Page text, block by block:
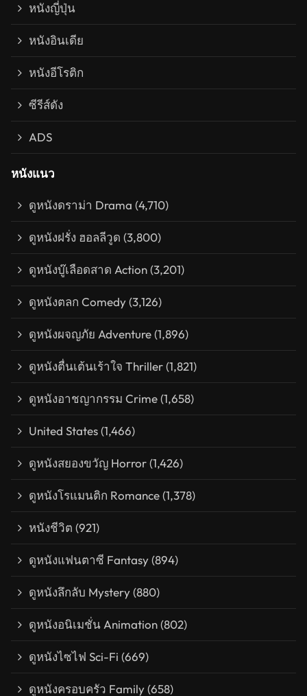
หนังญี่ปุ่น
หนังอินเดีย
หนังอีโรติก
ซีรีส์ดัง
ADS
หนังแนว
ดูหนังดราม่า Drama (4,710)
ดูหนังฝรั่ง ฮอลลีวูด (3,800)
ดูหนังบู๊เลือดสาด Action(3,201)
ดูหนังตลก Comedy(3,126)
ดูหนังผจญภัย Adventure(1,896)
ดูหนังตื่นเต้นเร้าใจ Thriller(1,821)
ดูหนังอาชญากรรม Crime(1,658)
United States(1,466)
ดูหนังสยองขวัญ Horror(1,426)
ดูหนังโรแมนติก Romance(1,378)
หนังชีวิต (921)
ดูหนังแฟนตาซี Fantasy(894)
ดูหนังลึกลับ Mystery(880)
ดูหนังอนิเมชั่น Animation(802)
ดูหนังไซไฟ Sci-Fi (669)
ดูหนังครอบครัว Family(658)